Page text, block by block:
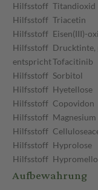
Hilfsstoff Titandioxid
Hilfsstoff Triacetin
Hilfsstoff Eisen(III)-
Hilfsstoff Drucktinte,
entsprichtTofacitinib
Hilfsstoff Sorbitol
Hilfsstoff Hyetellose
Hilfsstoff Copovidon
Hilfsstoff
Hilfsstoff
Hilfsstoff Hyprolose
Hilfsstoff
Aufbewahrung